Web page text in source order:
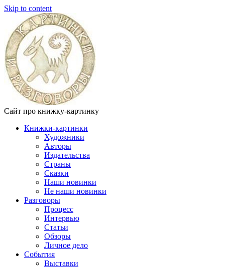
Skip to content
Сайт про книжку-картинку
Книжки-картинки
Художники
Авторы
Издательства
Страны
Сказки
Наши новинки
Не наши новинки
Разговоры
Процесс
Интервью
Статьи
Обзоры
Личное дело
События
Выставки